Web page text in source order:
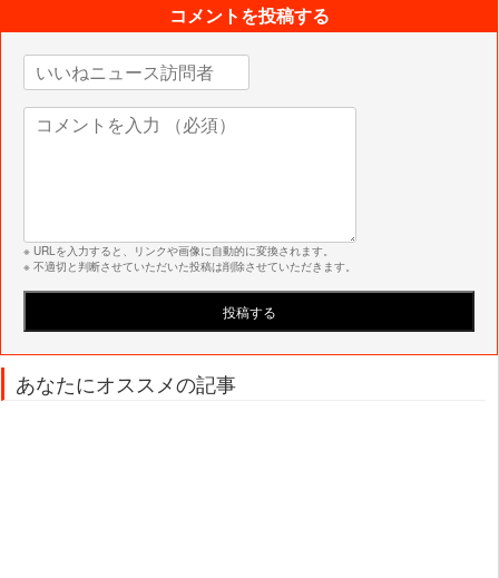
コメントを投稿する
※ URLを入力すると、リンクや画像に自動的に変換されます。
※ 不適切と判断させていただいた投稿は削除させていただきます。
あなたにオススメの記事